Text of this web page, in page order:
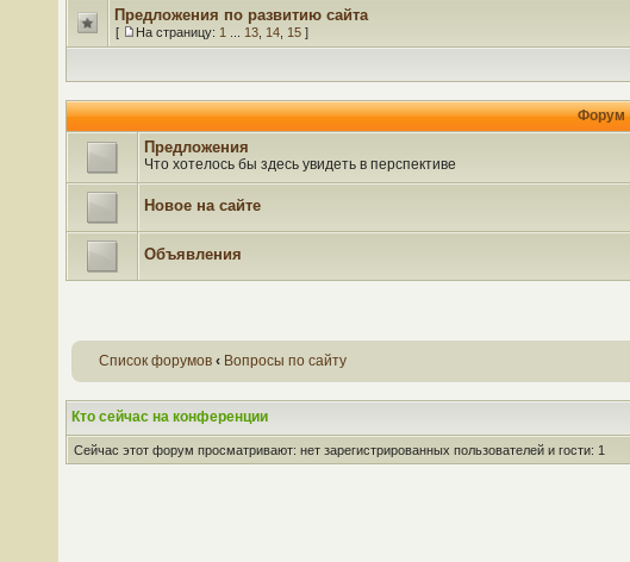
Предложения по развитию сайта
[ На страницу: 1 13 14 15 ]
Форум
Предложения
Что хотелось бы здесь увидеть в перспективе
Новое на сайте
Объявления
Список форумов ‹ Вопросы по сайту
Кто сейчас на конференции
Сейчас этот форум просматривают: нет зарегистрированных пользователей и гости: 1